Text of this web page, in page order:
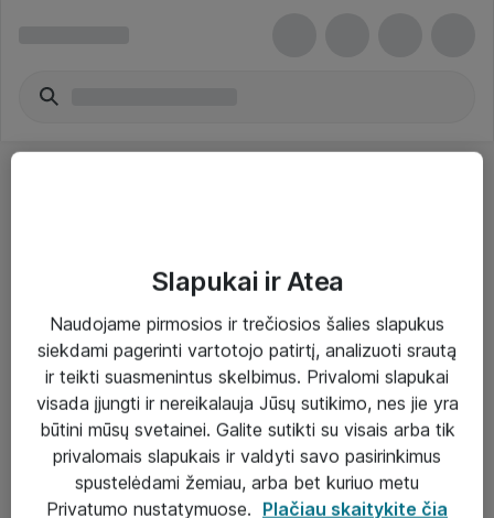
Paslaugos
Sprendimai
Įgyvendinti projektai
Atea ekspertų patarimai verslui
Slapukai ir Atea
Naudojame pirmosios ir trečiosios šalies slapukus
siekdami pagerinti vartotojo patirtį, analizuoti srautą
ir teikti suasmenintus skelbimus. Privalomi slapukai
visada įjungti ir nereikalauja Jūsų sutikimo, nes jie yra
būtini mūsų svetainei. Galite sutikti su visais arba tik
privalomais slapukais ir valdyti savo pasirinkimus
spustelėdami žemiau, arba bet kuriuo metu
Privatumo nustatymuose. Plačiau skaitykite čia